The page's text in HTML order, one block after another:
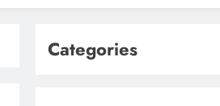
Categories